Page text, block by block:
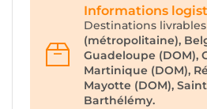
Informations
Destinations livrables
(métropolitaine),
Guadeloupe (DOM),
Martinique (DOM),
Mayotte (DOM),
Barthélémy.